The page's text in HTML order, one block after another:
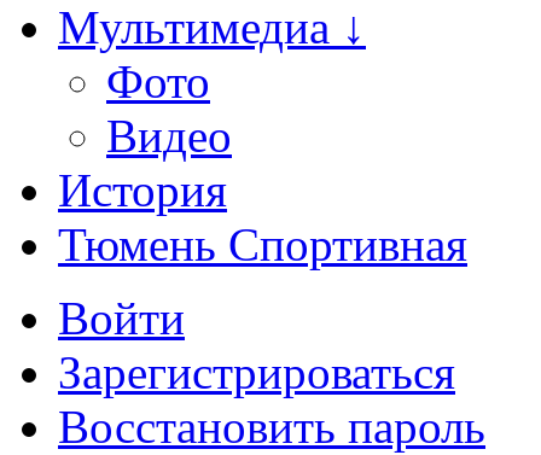
Мультимедиа ↓
Фото
Видео
История
Тюмень Спортивная
Войти
Зарегистрироваться
Восстановить пароль